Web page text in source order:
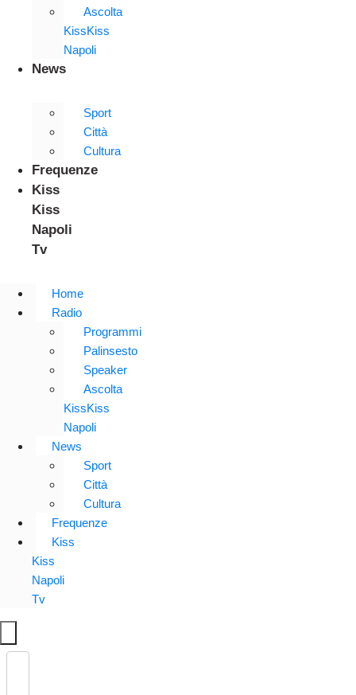
Ascolta
KissKiss
Napoli
News
Sport
Città
Cultura
Frequenze
Kiss
Kiss
Napoli
Tv
Home
Radio
Programmi
Palinsesto
Speaker
Ascolta
KissKiss
Napoli
News
Sport
Città
Cultura
Frequenze
Kiss
Kiss
Napoli
Tv